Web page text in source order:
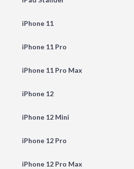
iPhone 11
iPhone 11 Pro
iPhone 11 Pro Max
iPhone 12
iPhone 12 Mini
iPhone 12 Pro
iPhone 12 Pro Max